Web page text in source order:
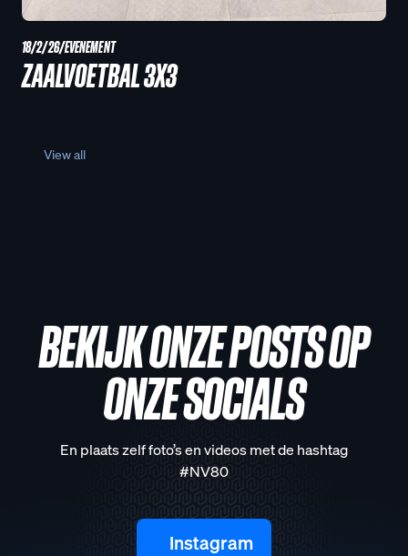
18/2/26/EVENEMENT
ZAALVOETBAL 3X3
View all
BEKIJK ONZE POSTS OP
ONZE SOCIALS
En plaats zelf foto’s en videos met de hashtag
#NV80
Instagram